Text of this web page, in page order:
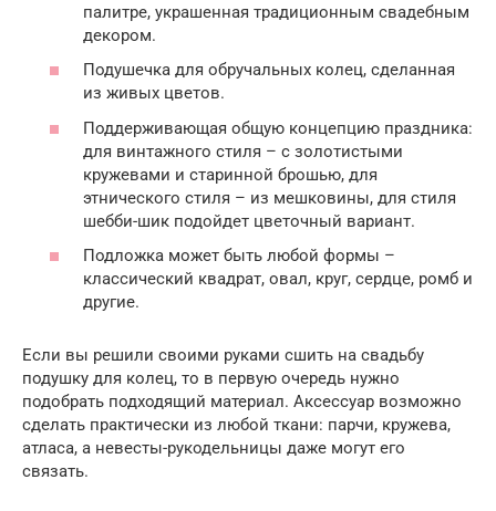
палитре, украшенная традиционным свадебным
декором.
Подушечка для обручальных колец, сделанная
из живых цветов.
Поддерживающая общую концепцию праздника:
для винтажного стиля – с золотистыми
кружевами и старинной брошью, для
этнического стиля – из мешковины, для стиля
шебби-шик подойдет цветочный вариант.
Подложка может быть любой формы –
классический квадрат, овал, круг, сердце, ромб и
другие.
Если вы решили своими руками сшить на свадьбу
подушку для колец, то в первую очередь нужно
подобрать подходящий материал. Аксессуар возможно
сделать практически из любой ткани: парчи, кружева,
атласа, а невесты-рукодельницы даже могут его
связать.